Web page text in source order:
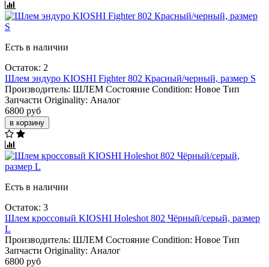
Есть в наличии
Остаток: 2
Шлем эндуро KIOSHI Fighter 802 Красный/черный, размер S
Производитель: ШЛЕМ Состояние Condition: Новое Тип
Запчасти Originality: Аналог
6800 руб
в корзину
Есть в наличии
Остаток: 3
Шлем кроссовый KIOSHI Holeshot 802 Чёрный/серый, размер
L
Производитель: ШЛЕМ Состояние Condition: Новое Тип
Запчасти Originality: Аналог
6800 руб